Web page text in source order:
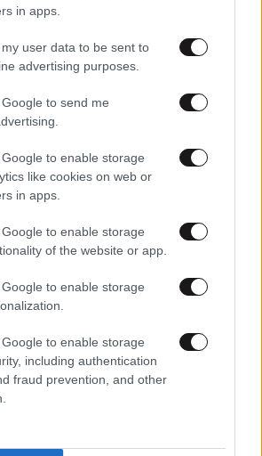
in apps.
user data to be sent to
advertising purposes.
to send me
to enable storage
like cookies on web or
in apps.
to enable storage
of the website or app.
to enable storage
to enable storage
including authentication
fraud prevention, and other
αθλητισμού
με Γιαννάκη, Πετρούνια,
άλλους αθλητές